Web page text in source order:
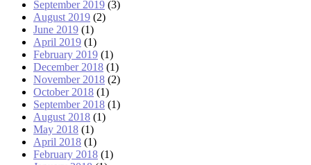
September 2019 (3)
August 2019 (2)
June 2019 (1)
April 2019 (1)
February 2019 (1)
December 2018 (1)
November 2018 (2)
October 2018 (1)
September 2018 (1)
August 2018 (1)
May 2018 (1)
April 2018 (1)
February 2018 (1)